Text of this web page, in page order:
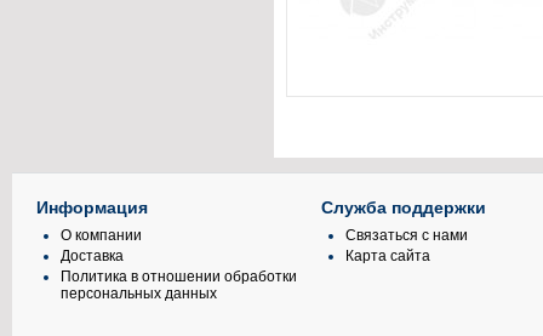
Информация
О компании
Доставка
Политика в отношении обработки
персональных данных
Служба поддержки
Связаться с нами
Карта сайта